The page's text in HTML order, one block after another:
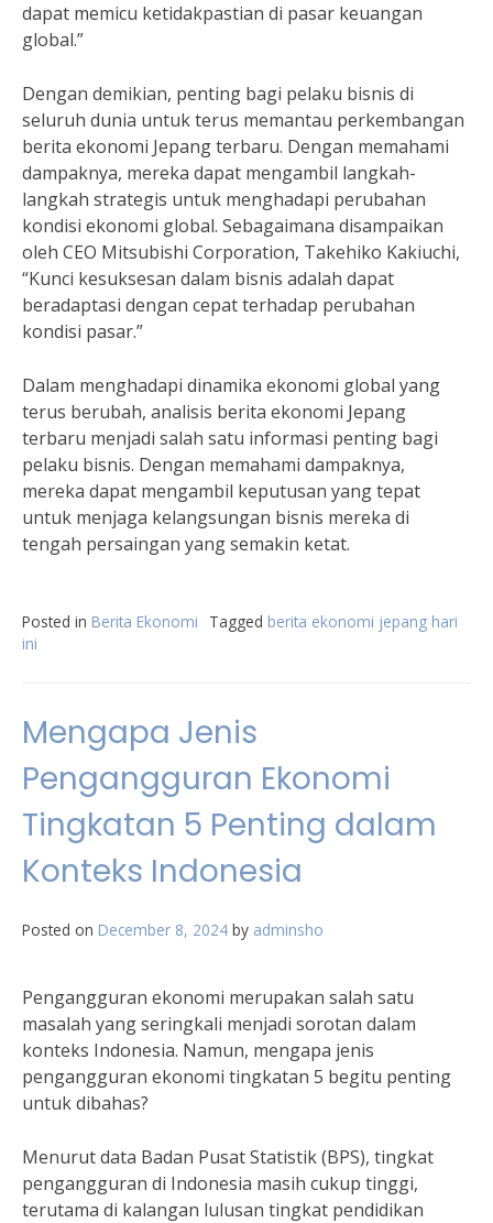
dapat memicu ketidakpastian di pasar keuangan
global.”
Dengan demikian, penting bagi pelaku bisnis di
seluruh dunia untuk terus memantau perkembangan
berita ekonomi Jepang terbaru. Dengan memahami
dampaknya, mereka dapat mengambil langkah-
langkah strategis untuk menghadapi perubahan
kondisi ekonomi global. Sebagaimana disampaikan
oleh CEO Mitsubishi Corporation, Takehiko Kakiuchi,
“Kunci kesuksesan dalam bisnis adalah dapat
beradaptasi dengan cepat terhadap perubahan
kondisi pasar.”
Dalam menghadapi dinamika ekonomi global yang
terus berubah, analisis berita ekonomi Jepang
terbaru menjadi salah satu informasi penting bagi
pelaku bisnis. Dengan memahami dampaknya,
mereka dapat mengambil keputusan yang tepat
untuk menjaga kelangsungan bisnis mereka di
tengah persaingan yang semakin ketat.
Posted in Berita Ekonomi Tagged berita ekonomi jepang hari
ini
Mengapa Jenis
Pengangguran Ekonomi
Tingkatan 5 Penting dalam
Konteks Indonesia
Posted on December 8, 2024 by adminsho
Pengangguran ekonomi merupakan salah satu
masalah yang seringkali menjadi sorotan dalam
konteks Indonesia. Namun, mengapa jenis
pengangguran ekonomi tingkatan 5 begitu penting
untuk dibahas?
Menurut data Badan Pusat Statistik (BPS), tingkat
pengangguran di Indonesia masih cukup tinggi,
terutama di kalangan lulusan tingkat pendidikan